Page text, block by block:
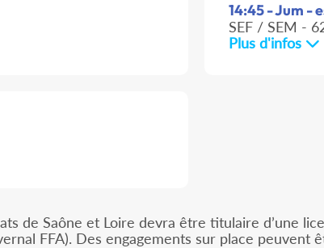
14:45 - Jum -
SEF / SEM -
Plus d'infos
de Saône et Loire devra être titulaire d’une
FFA). Des engagements sur place peuvent